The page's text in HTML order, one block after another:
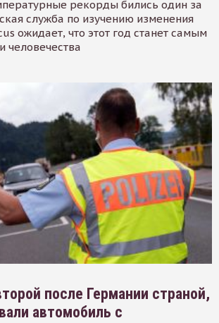
рекорды бились один за
служба по изучению изменения
ожидает, что этот год станет самым
человечества
после Германии страной,
автомобиль с